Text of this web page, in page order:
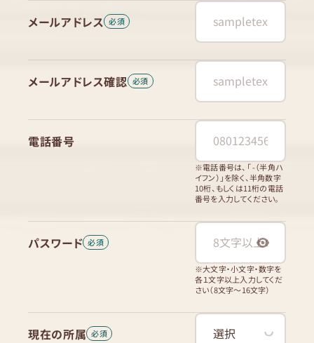
メールアドレス
メールアドレス確認
電話番号
※電話番号は、「 -（半角ハ
イフン）」を除く、半角数字
10桁、もしくは11桁の電話
番号を入力してください。
パスワード
※大文字・小文字・数字を
各１文字以上入力してくだ
さい（8文字〜16文字）
現在の所属